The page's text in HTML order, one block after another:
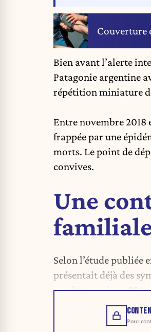
Couverture
Bien avant l’alerte
Patagonie argentine
répétition miniature
Entre novembre 2018
frappée par une
morts. Le point de
convives.
Une
Selon l’étude publiée
présentait déjà des
pendant environ 90
Pour